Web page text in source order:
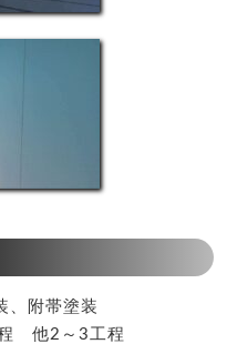
、附帯塗装
他2～3工程